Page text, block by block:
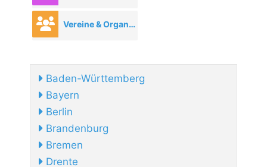
Vereine & Organisationen
Baden-Württemberg
Bayern
Berlin
Brandenburg
Bremen
Drente